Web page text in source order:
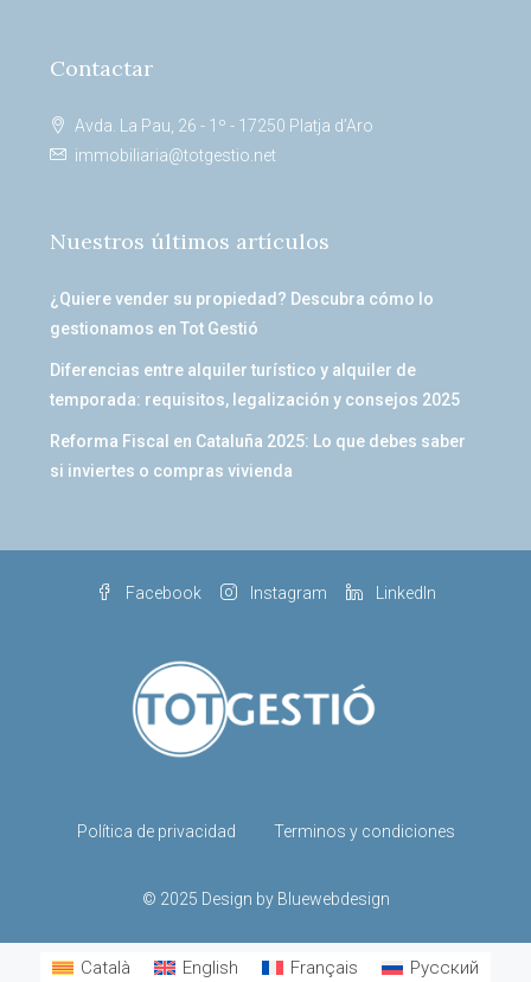
Contactar
Avda. La Pau, 26 - 1º - 17250 Platja d’Aro
immobiliaria@totgestio.net
Nuestros últimos artículos
¿Quiere vender su propiedad? Descubra cómo lo
gestionamos en Tot Gestió
Diferencias entre alquiler turístico y alquiler de
temporada: requisitos, legalización y consejos 2025
Reforma Fiscal en Cataluña 2025: Lo que debes saber
si inviertes o compras vivienda
Facebook Instagram LinkedIn
Política de privacidad Terminos y condiciones
© 2025 Design by Bluewebdesign
Català English Français Русский